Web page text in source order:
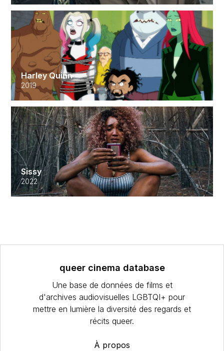
Harley Quinn
2019
Sissy
2022
queer cinema database
Une base de données de films et
d'archives audiovisuelles LGBTQI+ pour
mettre en lumière la diversité des regards et
récits queer.
À propos